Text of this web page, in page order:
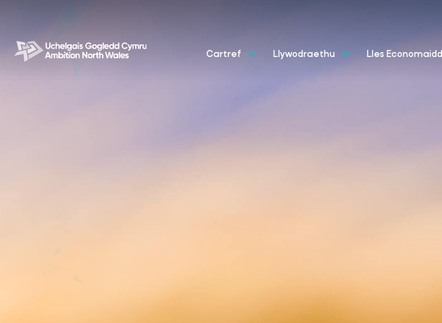
Cartref Llywodraethu Lles Economaidd